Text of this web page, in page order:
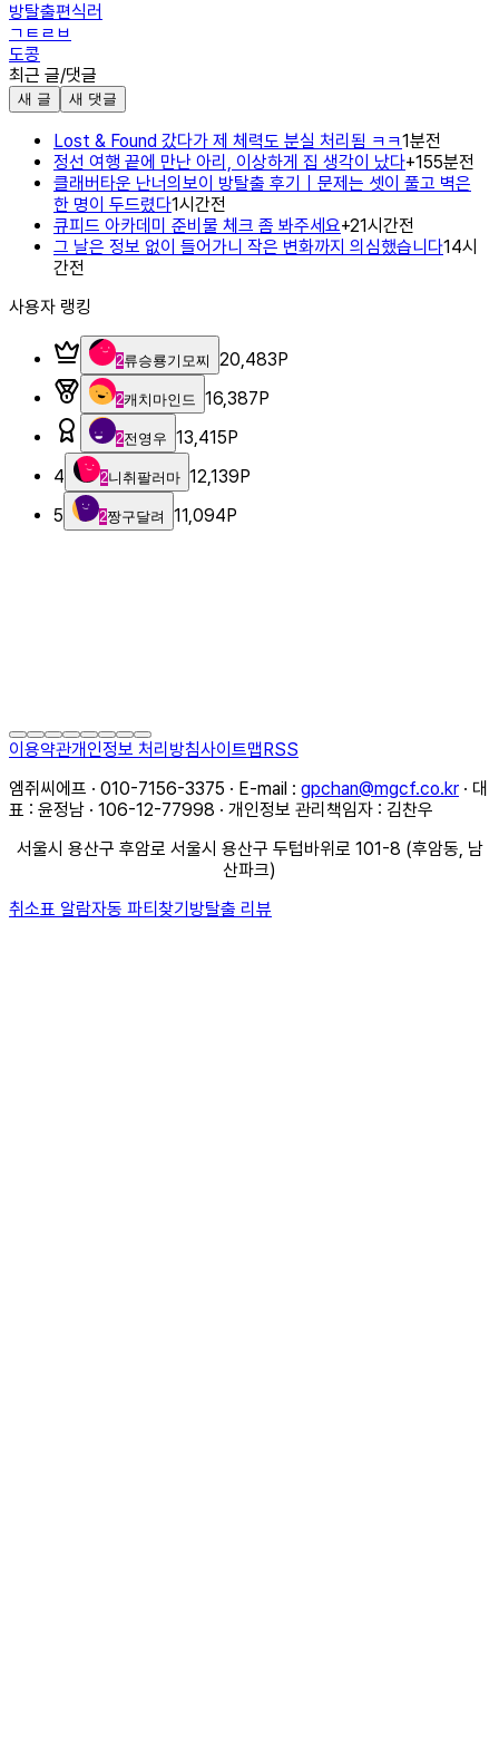
방탈출편식러
ㄱㅌㄹㅂ
도콩
최근 글/댓글
새 글 새 댓글
Lost & Found 갔다가 제 체력도 분실 처리됨 ㅋㅋ1분전
정선 여행 끝에 만난 아리, 이상하게 집 생각이 났다+155분전
클래버타운 난너의보이 방탈출 후기｜문제는 셋이 풀고 벽은
한 명이 두드렸다1시간전
큐피드 아카데미 준비물 체크 좀 봐주세요+21시간전
그 날은 정보 없이 들어가니 작은 변화까지 의심했습니다14시
간전
사용자 랭킹
2류승룡기모찌 20,483P
2캐치마인드 16,387P
2전영우 13,415P
4
2니취팔러마 12,139P
5
2짱구달려 11,094P
이용약관개인정보 처리방침사이트맵RSS
엠쥐씨에프 · 010-7156-3375 · E-mail : gpchan@mgcf.co.kr · 대
표 : 윤정남 · 106-12-77998 · 개인정보 관리책임자 : 김찬우
서울시 용산구 후암로 서울시 용산구 두텁바위로 101-8 (후암동, 남
산파크)
취소표 알람자동 파티찾기방탈출 리뷰